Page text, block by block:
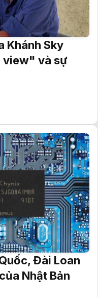
Khánh Sky
view" và sự
Đài Loan
Nhật Bản